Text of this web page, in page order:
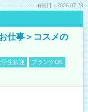
掲載日：2026.07.29
仕事＞コスメの
学生歓迎
ブランクOK